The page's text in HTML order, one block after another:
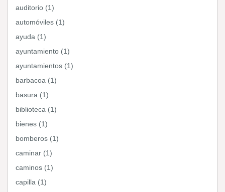
auditorio (1)
automóviles (1)
ayuda (1)
ayuntamiento (1)
ayuntamientos (1)
barbacoa (1)
basura (1)
biblioteca (1)
bienes (1)
bomberos (1)
caminar (1)
caminos (1)
capilla (1)